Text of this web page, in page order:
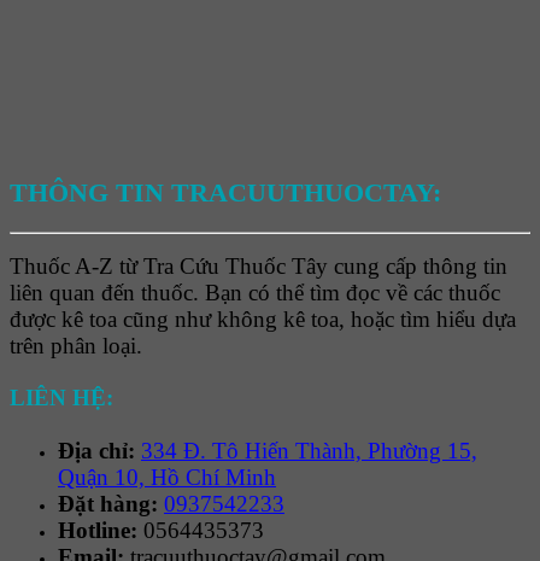
THÔNG TIN TRACUUTHUOCTAY:
Thuốc A-Z từ Tra Cứu Thuốc Tây cung cấp thông tin
liên quan đến thuốc. Bạn có thể tìm đọc về các thuốc
được kê toa cũng như không kê toa, hoặc tìm hiểu dựa
trên phân loại.
LIÊN HỆ:
Địa chỉ: 334 Đ. Tô Hiến Thành, Phường 15,
Quận 10, Hồ Chí Minh
Đặt hàng: 0937542233
Hotline: 0564435373